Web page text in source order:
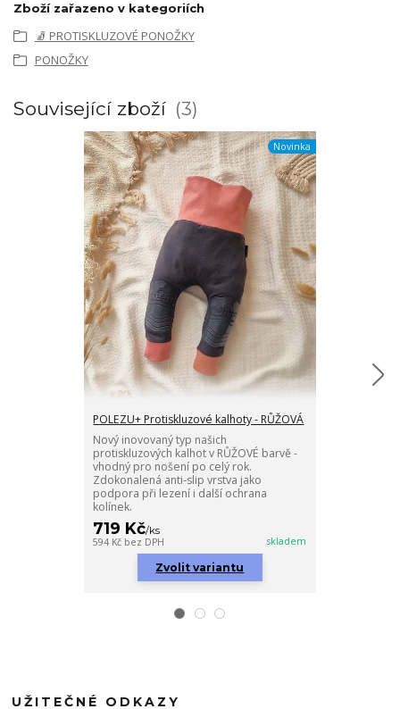
Zboží zařazeno v kategoriích
🧦 PROTISKLUZOVÉ PONOŽKY
PONOŽKY
Související zboží 3
Novinka
POLEZU+ Protiskluzové kalhoty - RŮŽOVÁ
Nový inovovaný typ našich
protiskluzových kalhot v RŮŽOVÉ barvě -
vhodný pro nošení po celý rok.
Zdokonalená anti-slip vrstva jako
podpora při lezení i další ochrana
kolínek.
719 Kč/ks
594 Kč bez DPH skladem
Zvolit variantu
UŽITEČNÉ ODKAZY